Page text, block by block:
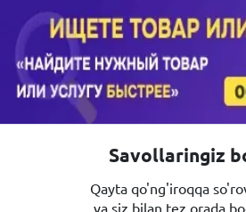
Savollaringiz
Qayta qo'ng'iroqqa
va siz bilan tez orada